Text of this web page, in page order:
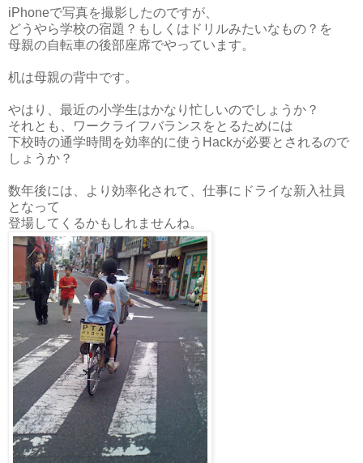
iPhoneで写真を撮影したのですが、
どうやら学校の宿題？もしくはドリルみたいなもの？を
母親の自転車の後部座席でやっています。
机は母親の背中です。
やはり、最近の小学生はかなり忙しいのでしょうか？
それとも、ワークライフバランスをとるためには
下校時の通学時間を効率的に使うHackが必要とされるので
しょうか？
数年後には、より効率化されて、仕事にドライな新入社員
となって
登場してくるかもしれませんね。